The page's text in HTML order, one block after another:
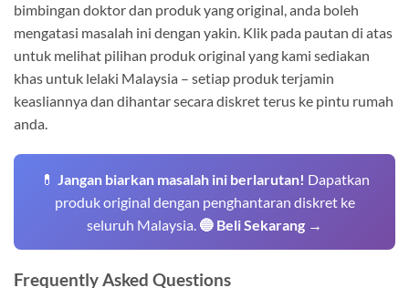
bimbingan doktor dan produk yang original, anda boleh
mengatasi masalah ini dengan yakin. Klik pada pautan di atas
untuk melihat pilihan produk original yang kami sediakan
khas untuk lelaki Malaysia – setiap produk terjamin
keasliannya dan dihantar secara diskret terus ke pintu rumah
anda.
💊 Jangan biarkan masalah ini berlarutan! Dapatkan
produk original dengan penghantaran diskret ke
seluruh Malaysia. 🔵 Beli Sekarang →
Frequently Asked Questions